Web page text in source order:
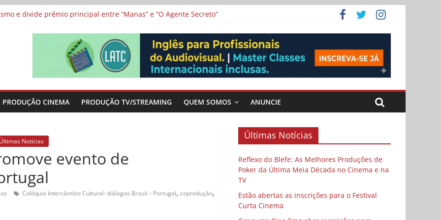
adaptação brasileira de série argentina para o cinema
e divide prêmio principal entre “Manas” e “O Agente Secreto”
Poker da Última Meia Década no Cinema e na TV
Cinema
de escolas públicas
PRODUÇÃO CINEMA PRODUÇÃO TV/STREAMING QUEM SOMOS ANUNCIE
Últimas Notícias
evento de
Colóquio Intercâmbio Cultural: diálogos Brasil – Portugal, coprodução,
Últimas Notícias
Reflexo do Blefe: As Melhores Produções de
Poker da Última Meia Década no Cinema e na
TV
Estão abertas as inscrições para o Festival
Curta Cinema